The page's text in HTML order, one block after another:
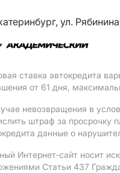
ул.
ставка автокредита
от 61 дня,
невозвращения в
штраф за просрочку
данные о
Интернет-сайт носит
Статьи 437